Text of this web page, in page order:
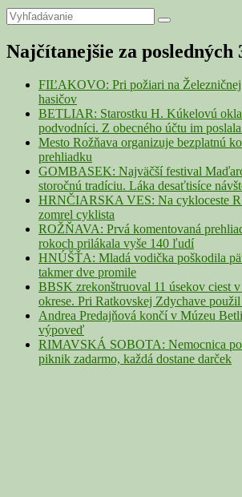
Primary
Sidebar
Widget
Area
Search
for:
Search
Najčítanejšie za posledných
FIĽAKOVO: Pri požiari na Železničnej
hasičov
BETLIAR: Starostku H. Kúkelovú
podvodníci. Z obecného účtu im
Mesto Rožňava organizuje bezplatnú
prehliadku
GOMBASEK: Najväčší festival
storočnú tradíciu. Láka desaťtisíce
HRNČIARSKA VES: Na cykloceste
zomrel cyklista
ROŽŇAVA: Prvá komentovaná
rokoch prilákala vyše 140 ľudí
HNÚŠŤA: Mladá vodička poškodila
takmer dve promile
BBSK zrekonštruoval 11 úsekov ciest
okrese. Pri Ratkovskej Zdychave
Andrea Predajňová končí v Múzeu
výpoveď
RIMAVSKÁ SOBOTA: Nemocnica
piknik zadarmo, každá dostane darček